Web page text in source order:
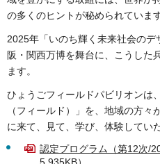
の多くのヒントが秘められています
2025年「いのち輝く未来社会の
阪・関西万博を舞台に、こうした
ます。
ひょうごフィールドパビリオンは
（フィールド）」を、地域の方々
に来て、見て、学び、体験してい
認定プログラム（第12次/